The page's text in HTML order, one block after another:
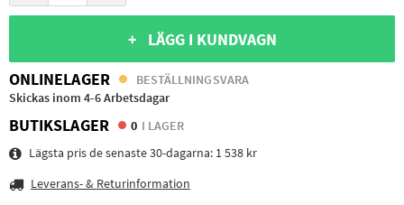
+ LÄGG I KUNDVAGN
ONLINELAGER
BESTÄLLNINGSVARA
Skickas inom 4-6 Arbetsdagar
BUTIKSLAGER 0 I LAGER
Lägsta pris de senaste 30-dagarna: 1 538 kr
Leverans- & Returinformation